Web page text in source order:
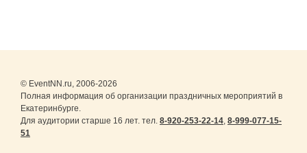
© EventNN.ru, 2006-2026
Полная информация об организации праздничных мероприятий в
Екатеринбурге.
Для аудитории старше 16 лет. тел. 8-920-253-22-14, 8-999-077-15-
51